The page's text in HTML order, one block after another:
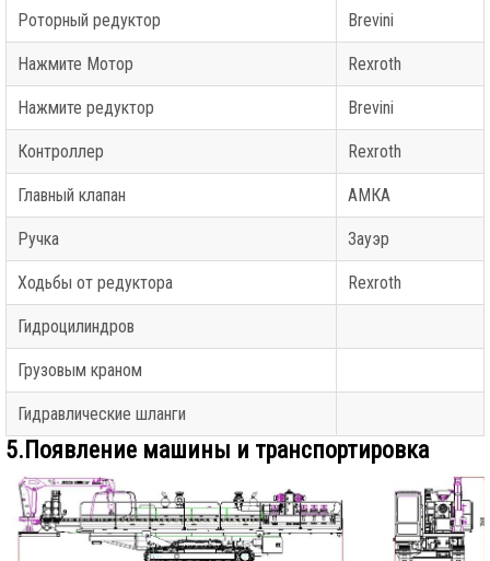
Роторный редуктор Brevini
Нажмите Мотор Rexroth
Нажмите редуктор Brevini
Контроллер Rexroth
Главный клапан АМКА
Ручка Зауэр
Ходьбы от редуктора Rexroth
Гидроцилиндров
Грузовым краном
Гидравлические шланги
5.Появление машины и транспортировка